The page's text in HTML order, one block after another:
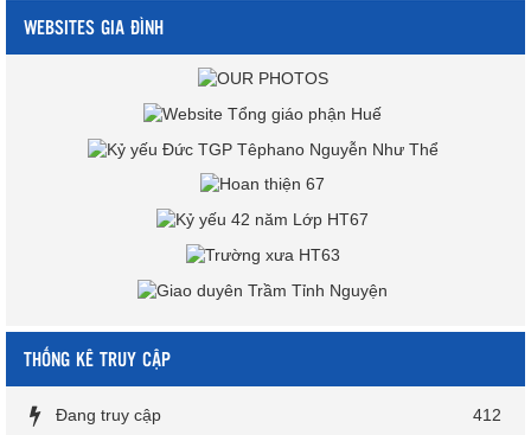
WEBSITES GIA ĐÌNH
THỐNG KÊ TRUY CẬP
Đang truy cập
412